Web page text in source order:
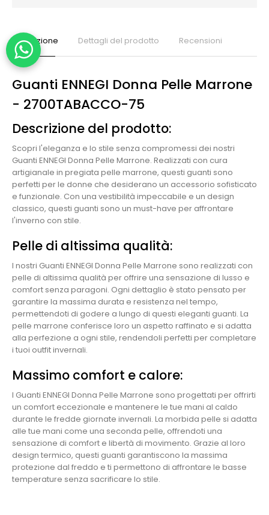
Descrizione Dettagli del prodotto Recensioni
Guanti ENNEGI Donna Pelle Marrone
- 2700TABACCO-75
Descrizione del prodotto:
Scopri l'eleganza e lo stile senza compromessi dei nostri
Guanti ENNEGI Donna Pelle Marrone. Realizzati con cura
artigianale in pregiata pelle marrone, questi guanti sono
perfetti per le donne che desiderano un accessorio sofisticato
e funzionale. Con una vestibilità impeccabile e un design
classico, questi guanti sono un must-have per affrontare
l'inverno con stile.
Pelle di altissima qualità:
I nostri Guanti ENNEGI Donna Pelle Marrone sono realizzati con
pelle di altissima qualità per offrire una sensazione di lusso e
comfort senza paragoni. Ogni dettaglio è stato pensato per
garantire la massima durata e resistenza nel tempo,
permettendoti di godere a lungo di questi eleganti guanti. La
pelle marrone conferisce loro un aspetto raffinato e si adatta
alla perfezione a ogni stile, rendendoli perfetti per completare
i tuoi outfit invernali.
Massimo comfort e calore:
I Guanti ENNEGI Donna Pelle Marrone sono progettati per offrirti
un comfort eccezionale e mantenere le tue mani al caldo
durante le fredde giornate invernali. La morbida pelle si adatta
alle tue mani come una seconda pelle, offrendoti una
sensazione di comfort e libertà di movimento. Grazie al loro
design termico, questi guanti garantiscono la massima
protezione dal freddo e ti permettono di affrontare le basse
temperature senza sacrificare lo stile.